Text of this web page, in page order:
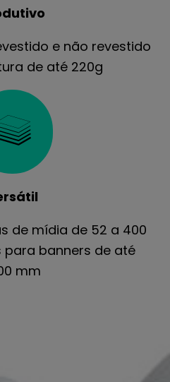
e não revestido
de até 220g
de mídia de 52 a 400
para banners de até
mm